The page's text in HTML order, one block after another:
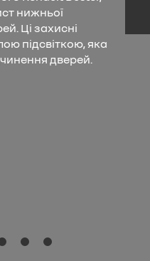
нижньої
Ці захисні
підсвіткою, яка
дверей.